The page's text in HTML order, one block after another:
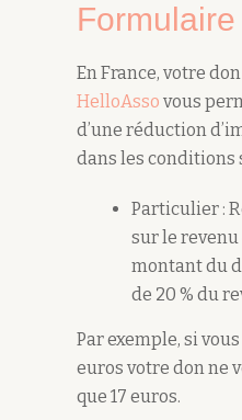
En France, votre
HelloAsso vous
d’une réduction
dans les conditions
Particulier :
sur le revenu
montant du
de 20 % du
Par exemple, si
euros votre don ne
que 17 euros.